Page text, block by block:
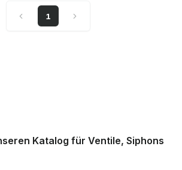
1
Katalog für Ventile, Siphons